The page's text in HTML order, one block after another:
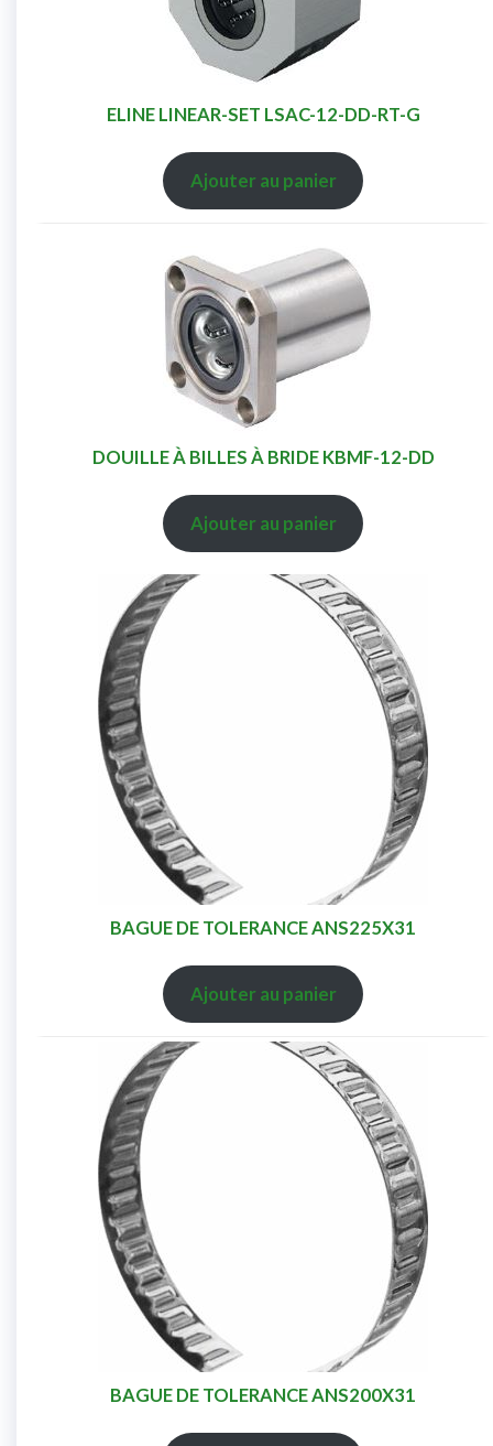
ELINE LINEAR-SET LSAC-12-DD-RT-G
Ajouter au panier
DOUILLE À BILLES À BRIDE KBMF-12-DD
Ajouter au panier
BAGUE DE TOLERANCE ANS225X31
Ajouter au panier
BAGUE DE TOLERANCE ANS200X31